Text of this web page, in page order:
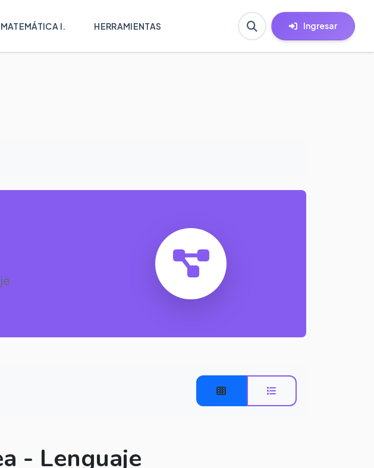
MATEMÁTICA I. HERRAMIENTAS Ingresar
- Lenguaje